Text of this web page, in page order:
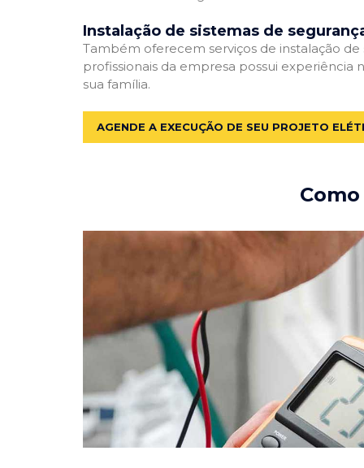
Instalação de sistemas de
Também oferecem serviços de instalação
profissionais da empresa possui
sua família.
AGENDE A EXECUÇÃO DE SEU PROJETO